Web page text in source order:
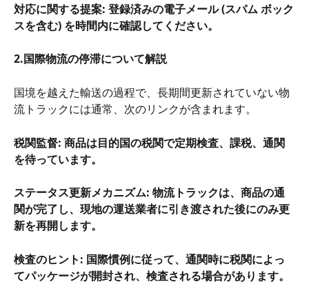
対応に関する提案: 登録済みの電子メール (スパム ボック
スを含む) を時間内に確認してください。
2.国際物流の停滞について解説
国境を越えた輸送の過程で、長期間更新されていない物
流トラックには通常、次のリンクが含まれます。
税関監督: 商品は目的国の税関で定期検査、課税、通関
を待っています。
ステータス更新メカニズム: 物流トラックは、商品の通
関が完了し、現地の運送業者に引き渡された後にのみ更
新を再開します。
検査のヒント: 国際慣例に従って、通関時に税関によっ
てパッケージが開封され、検査される場合があります。